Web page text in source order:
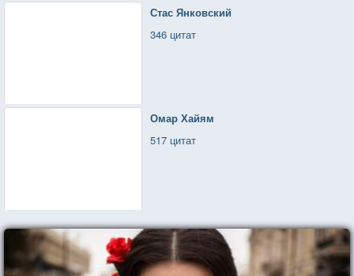
Стас Янковский
346 цитат
Омар Хайям
517 цитат